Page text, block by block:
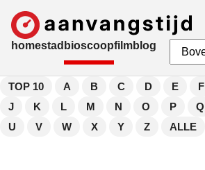
homestad bioscoopfilmblog
TOP 10 A B C D E F
J
K L M N O P Q
U
V W X Y Z ALLE